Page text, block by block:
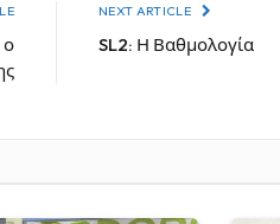
ο
NEXT ARTICLE
SL2: Η Βαθμολογία